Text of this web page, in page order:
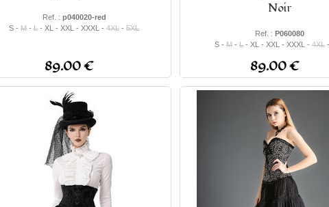
Ref. : p040020-red
S - M - L - XL - XXL - XXXL - 4XL - 5XL
89.00 €
Noir
Ref. : P060080
S - M - L - XL - XXL - XXXL - 4XL -
89.00 €